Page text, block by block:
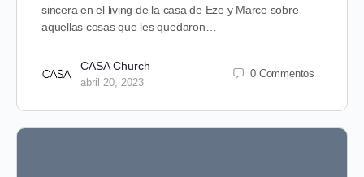
sincera en el living de la casa de Eze y Marce sobre
aquellas cosas que les quedaron…
CASA Church
abril 20, 2023
0 Commentos